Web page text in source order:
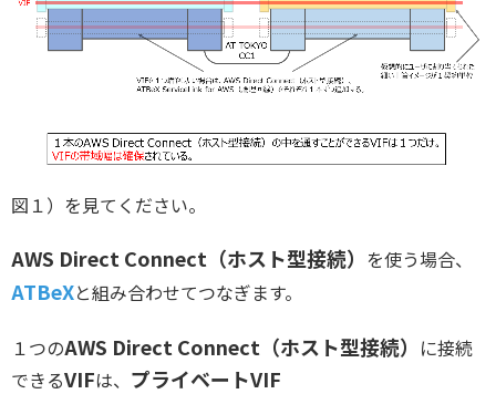
図１）を見てください。
AWS Direct Connect（ホスト型接続） を使う場合、
ATBeXと組み合わせてつなぎます。
１つのAWS Direct Connect（ホスト型接続） に接続
できるVIFは、 プライベートVIF